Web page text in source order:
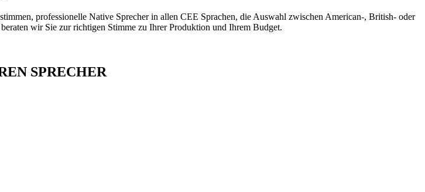
professionelle Native Sprecher in allen CEE Sprachen, die Auswahl zwischen American-, British- oder
wir Sie zur richtigen Stimme zu Ihrer Produktion und Ihrem Budget.
SPRECHER